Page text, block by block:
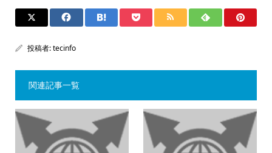
投稿者:tecinfo
関連記事一覧